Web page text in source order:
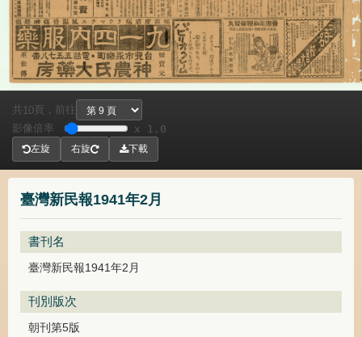
臺灣新民報1941年2月
書刊名
臺灣新民報1941年2月
刊別版次
朝刊第5版
共 10頁， 前往
影像倍率
x 1.0
左旋 右旋 下載